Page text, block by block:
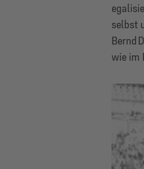
selbst
Bernd
wie im